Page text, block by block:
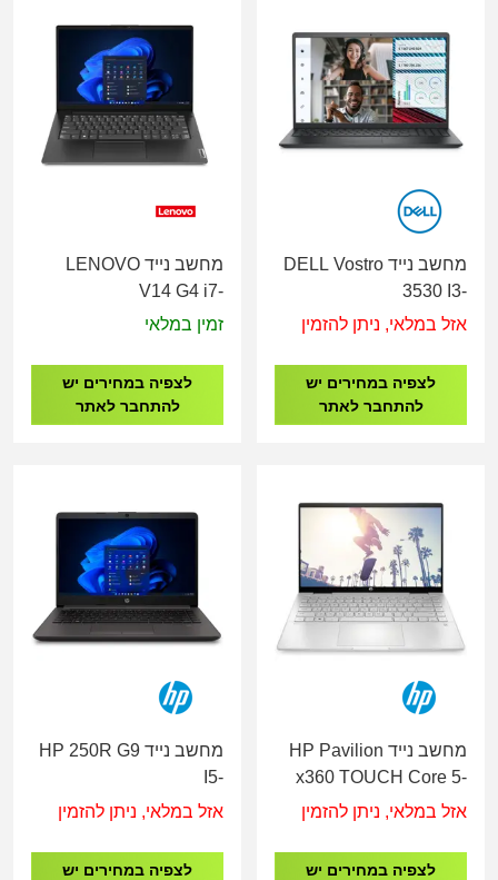
מחשב נייד DELL Vostro
3530 I3-
1315U/8GB/512/15.6"/FD/3YW
אזל במלאי, ניתן להזמין
לצפיה במחירים יש
להתחבר לאתר
מחשב נייד LENOVO
V14 G4 i7-
13620H/16G/512G/14"
זמין במלאי
לצפיה במחירים יש
להתחבר לאתר
מחשב נייד HP Pavilion
x360 TOUCH Core 5-
120U/16GB/512GB/DOS/14"Touch/SILVER/1YOS
אזל במלאי, ניתן להזמין
לצפיה במחירים יש
מחשב נייד HP 250R G9
I5-
1334U/8G/256G/15.6"/3Y
אזל במלאי, ניתן להזמין
לצפיה במחירים יש